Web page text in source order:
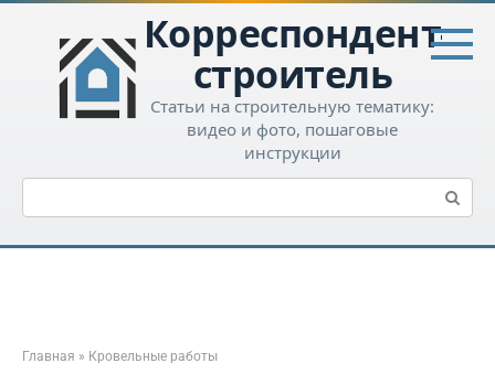
Перейти
контенту
Корреспондент-
строитель
Статьи на строительную тематику:
видео и фото, пошаговые
инструкции
Поиск:
Главная » Кровельные работы